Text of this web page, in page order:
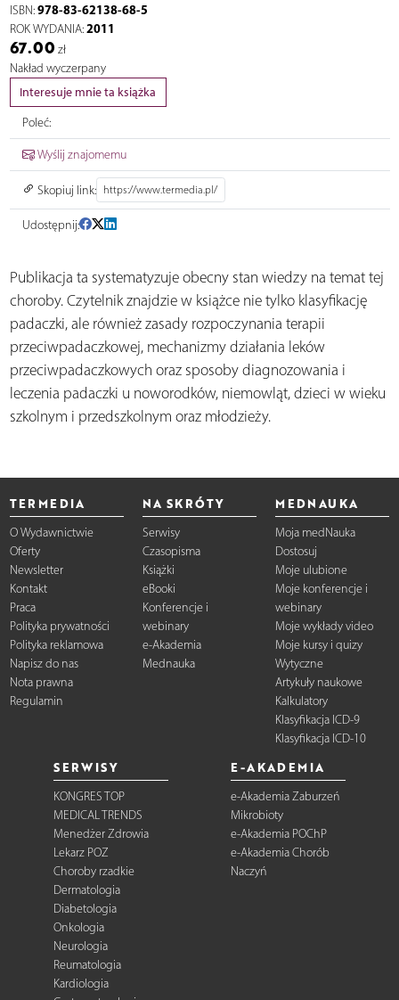
ISBN:978-83-62138-68-5
ROK WYDANIA:2011
67.00 zł
Nakład wyczerpany
Interesuje mnie ta książka
Poleć:
Wyślij znajomemu
Skopiuj link:
Udostępnij:
Publikacja ta systematyzuje obecny stan wiedzy na temat tej
choroby. Czytelnik znajdzie w książce nie tylko klasyfikację
padaczki, ale również zasady rozpoczynania terapii
przeciwpadaczkowej, mechanizmy działania leków
przeciwpadaczkowych oraz sposoby diagnozowania i
leczenia padaczki u noworodków, niemowląt, dzieci w wieku
szkolnym i przedszkolnym oraz młodzieży.
TERMEDIA
O Wydawnictwie
Oferty
Newsletter
Kontakt
Praca
Polityka prywatności
Polityka reklamowa
Napisz do nas
Nota prawna
Regulamin
NA SKRÓTY
Serwisy
Czasopisma
Książki
eBooki
Konferencje i
webinary
e-Akademia
Mednauka
MEDNAUKA
Moja medNauka
Dostosuj
Moje ulubione
Moje konferencje i
webinary
Moje wykłady video
Moje kursy i quizy
Wytyczne
Artykuły naukowe
Kalkulatory
Klasyfikacja ICD-9
Klasyfikacja ICD-10
SERWISY
KONGRES TOP
MEDICAL TRENDS
Menedżer Zdrowia
Lekarz POZ
Choroby rzadkie
Dermatologia
Diabetologia
Onkologia
Neurologia
Reumatologia
Kardiologia
E-AKADEMIA
e-Akademia Zaburzeń
Mikrobioty
e-Akademia POChP
e-Akademia Chorób
Naczyń